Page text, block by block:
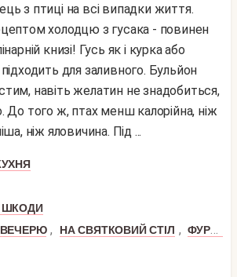
холодцю з гусака - повинен
книзі! Гусь як і курка або
для заливного. Бульйон
навіть желатин не знадобиться,
До того ж, птах менш калорійна, ніж
ніж яловичина. Під ...
ШКОДИ
, НА СВЯТКОВИЙ СТІЛ , ФУРШЕТ